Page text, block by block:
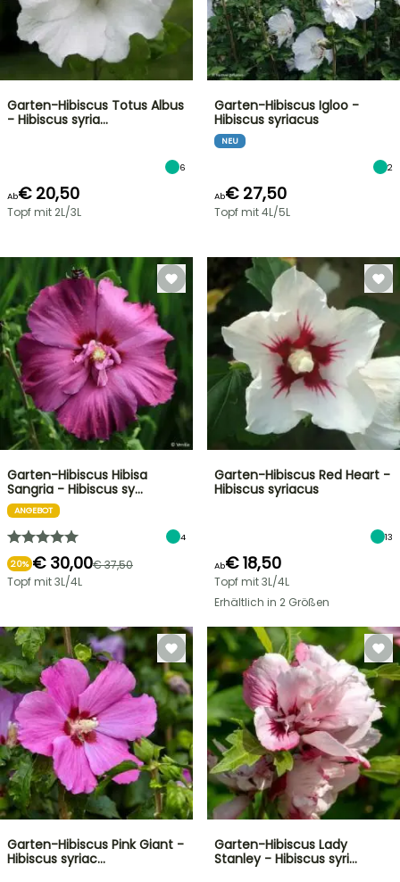
Garten-Hibiscus Totus Albus
- Hibiscus syria…
6
Ab€ 20,50
Topf mit 2L/3L
Garten-Hibiscus Igloo -
Hibiscus syriacus
NEU
2
Ab€ 27,50
Topf mit 4L/5L
Garten-Hibiscus Hibisa
Sangria - Hibiscus sy…
ANGEBOT
4
20% € 30,00€ 37,50
Topf mit 3L/4L
Garten-Hibiscus Red Heart -
Hibiscus syriacus
13
Ab€ 18,50
Topf mit 3L/4L
Erhältlich in 2 Größen
Garten-Hibiscus Pink Giant -
Hibiscus syriac…
Garten-Hibiscus Lady
Stanley - Hibiscus syri…